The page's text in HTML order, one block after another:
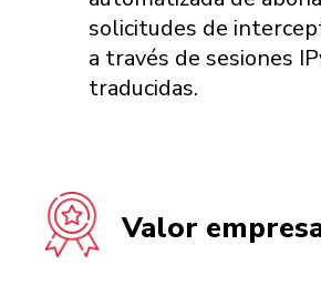
solicitudes de
a través de sesiones
traducidas.
Valor